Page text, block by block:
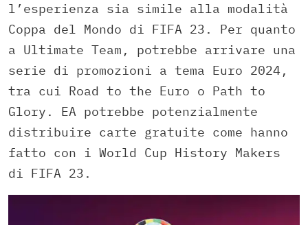
l’esperienza sia simile alla modalità
Coppa del Mondo di FIFA 23. Per quanto
a Ultimate Team, potrebbe arrivare una
serie di promozioni a tema Euro 2024,
tra cui Road to the Euro o Path to
Glory. EA potrebbe potenzialmente
distribuire carte gratuite come hanno
fatto con i World Cup History Makers
di FIFA 23.